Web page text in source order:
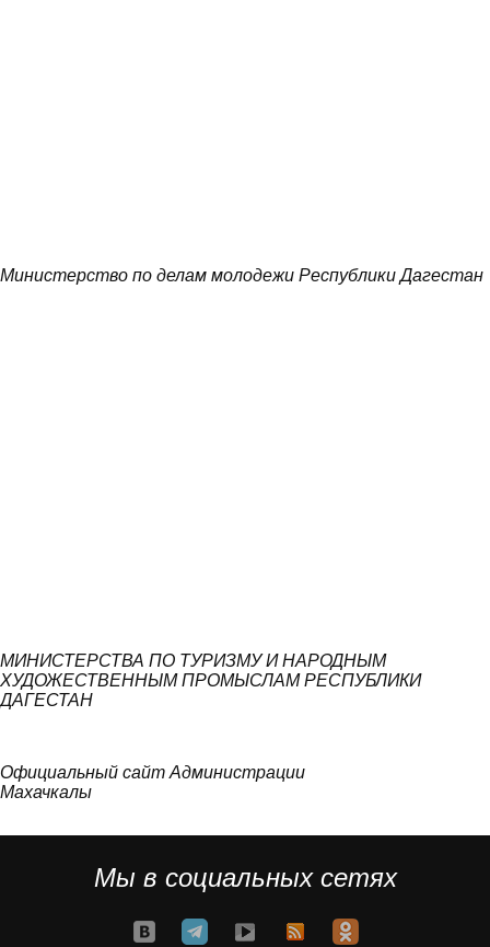
Министерство по делам молодежи Республики Дагестан
МИНИСТЕРСТВА ПО ТУРИЗМУ И НАРОДНЫМ
ХУДОЖЕСТВЕННЫМ ПРОМЫСЛАМ РЕСПУБЛИКИ
ДАГЕСТАН
Официальный сайт Администрации
Махачкалы
Мы в социальных сетях